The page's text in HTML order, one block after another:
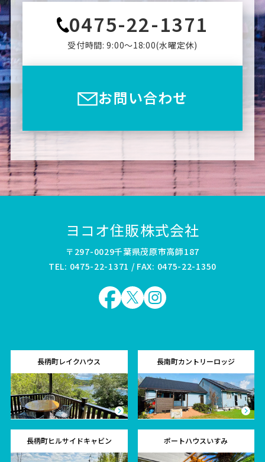
0475-22-1371
受付時間: 9:00〜18:00(⽔曜定休)
お問い合わせ
ヨコオ住販株式会社
〒297-0029千葉県茂原市高師187
TEL: 0475-22-1371 / FAX: 0475-22-1350
長柄町レイクハウス 長南町カントリーロッジ
長柄町ヒルサイドキャビン ポートハウスいすみ